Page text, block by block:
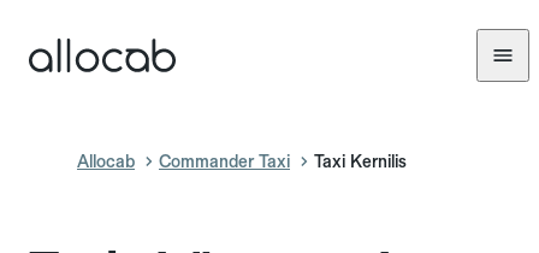
Allocab Commander Taxi Taxi Kernilis